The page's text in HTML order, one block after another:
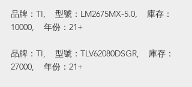
品牌：TI,    型號：LM2675MX-5.0,    庫存：
10000,    年份：21+
品牌：TI,    型號：TLV62080DSGR,    庫存：
27000,    年份：21+